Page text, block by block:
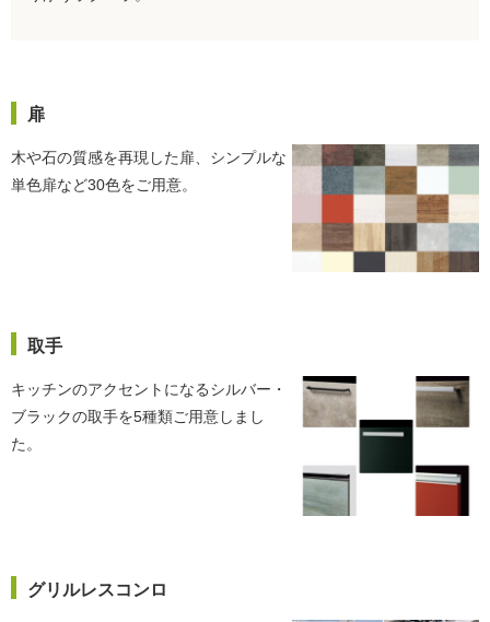
扉
木や石の質感を再現した扉、シンプルな
単色扉など30色をご用意。
取手
キッチンのアクセントになるシルバー・
ブラックの取手を5種類ご用意しまし
た。
グリルレスコンロ